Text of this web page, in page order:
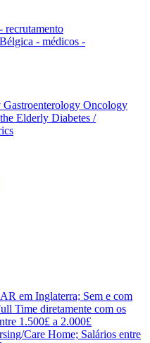
recrutamento
- médicos -
Oncology
Elderly Diabetes /
em Inglaterra; Sem e com
Time diretamente com os
1.500£ a 2.000£
Care Home; Salários entre